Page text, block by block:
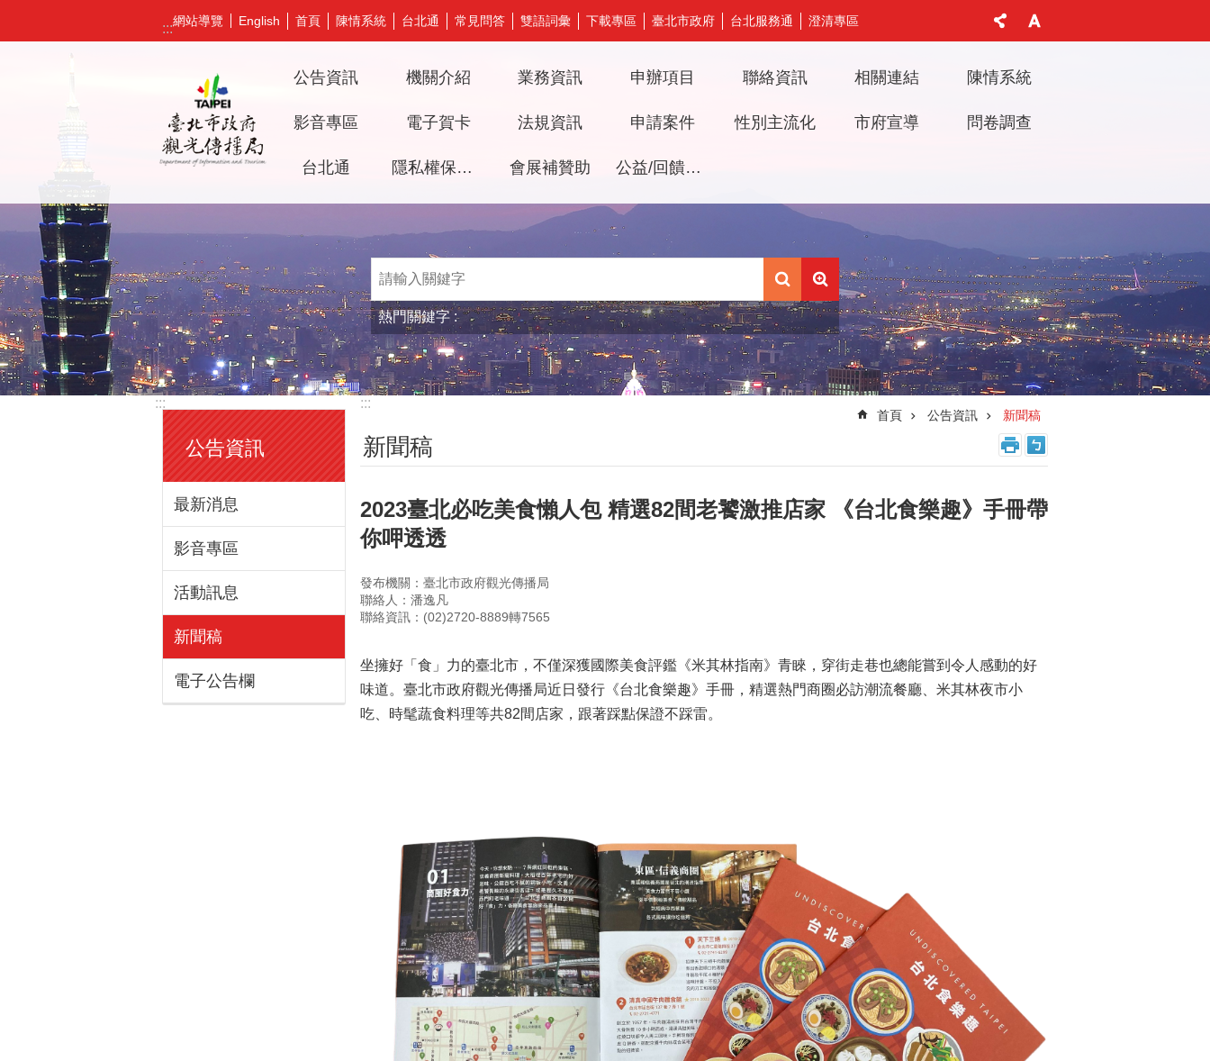
:::
網站導覽 English 首頁 陳情系統 台北通 常見問答 雙語詞彙 下載專區 臺北市政府 台北服務通 澄清專區
公告資訊 機關介紹 業務資訊 申辦項目 聯絡資訊 相關連結 陳情系統
影音專區 電子賀卡 法規資訊 申請案件 性別主流化 市府宣導 問卷調查
台北通 隱私權保護及資訊安全政策 會展補贊助 公益/回饋檔期審議專區
熱門關鍵字
:::
公告資訊
最新消息
影音專區
活動訊息
新聞稿
電子公告欄
:::
首頁 公告資訊 新聞稿
新聞稿
2023臺北必吃美食懶人包 精選82間老饕激推店家 《台北食樂趣》手冊帶
你呷透透
發布機關：臺北市政府觀光傳播局
聯絡人：潘逸凡
聯絡資訊：(02)2720-8889轉7565
坐擁好「食」力的臺北市，不僅深獲國際美食評鑑《米其林指南》青睞，穿街走巷也總能嘗到令人感動的好
味道。臺北市政府觀光傳播局近日發行《台北食樂趣》手冊，精選熱門商圈必訪潮流餐廳、米其林夜市小
吃、時髦蔬食料理等共82間店家，跟著踩點保證不踩雷。